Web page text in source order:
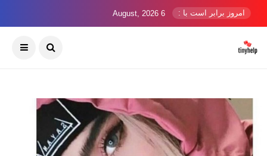
امروز برابر است با : 6 August, 2026